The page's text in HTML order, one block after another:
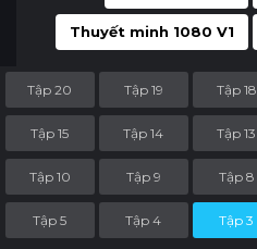
Thuyết minh 1080 V1
Tập 20 Tập 19 Tập 18
Tập 15 Tập 14 Tập 13
Tập 10 Tập 9 Tập 8
Tập 5 Tập 4 Tập 3